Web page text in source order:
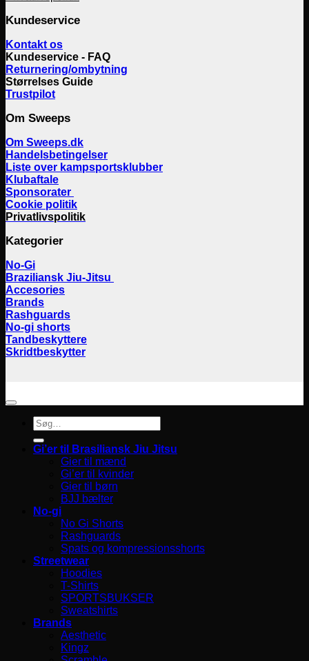
Kundeservice
Kontakt os
Kundeservice - FAQ
Returnering/ombytning
Størrelses Guide
Trustpilot
Om Sweeps
Om Sweeps.dk
Handelsbetingelser
Liste over kampsportsklubber
Klubaftale
Sponsorater
Cookie politik
Privatlivspolitik
Kategorier
No-Gi
Braziliansk Jiu-Jitsu
Accesories
Brands
Rashguards
No-gi shorts
Tandbeskyttere
Skridtbeskytter
Søg
efter:
Gi’er til Brasiliansk Jiu Jitsu
Gier til mænd
Gi’er til kvinder
Gier til børn
BJJ bælter
No-gi
No Gi Shorts
Rashguards
Spats og kompressionsshorts
Streetwear
Hoodies
T-Shirts
SPORTSBUKSER
Sweatshirts
Brands
Aesthetic
Kingz